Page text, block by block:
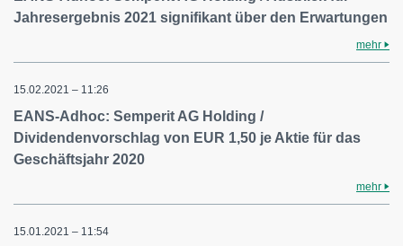
Jahresergebnis 2021 signifikant über den Erwartungen
mehr
15.02.2021 – 11:26
EANS-Adhoc: Semperit AG Holding /
Dividendenvorschlag von EUR 1,50 je Aktie für das
Geschäftsjahr 2020
mehr
15.01.2021 – 11:54